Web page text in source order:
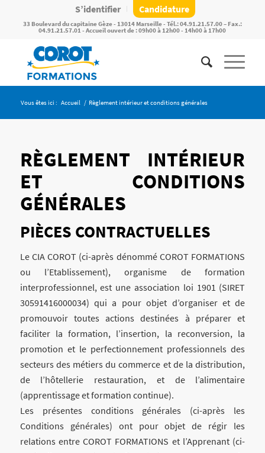
S’identifier Candidature
33 Boulevard du capitaine Gèze - 13014 Marseille - Tél.: 04.91.21.57.00 – Fax.:
04.91.21.57.01 - Accueil ouvert de : 09h00 à 12h00 - 14h00 à 17h00
Vous êtes ici : Accueil / Règlement intérieur et conditions générales
RÈGLEMENT INTÉRIEUR
ET CONDITIONS
GÉNÉRALES
PIÈCES CONTRACTUELLES
Le CIA COROT (ci-après dénommé COROT FORMATIONS
ou l’Etablissement), organisme de formation
interprofessionnel, est une association loi 1901 (SIRET
30591416000034) qui a pour objet d’organiser et de
promouvoir toutes actions destinées à préparer et
faciliter la formation, l’insertion, la reconversion, la
promotion et le perfectionnement professionnels des
secteurs des métiers du commerce et de la distribution,
de l’hôtellerie restauration, et de l’alimentaire
(apprentissage et formation continue).
Les présentes conditions générales (ci-après les
Conditions générales) ont pour objet de régir les
relations entre COROT FORMATIONS et l’Apprenant (ci-